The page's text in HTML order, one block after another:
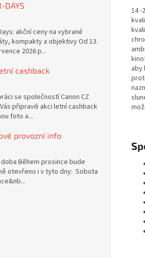
DAYS
akční ceny na vybrané
kompakty a objektivy Od 13.
2026 p...
cashback
se společností Canon CZ
připravili akci letní cashback
foto a...
provozní info
Během prosince bude
otevřeno i v tyto dny: Sobota
14 -
aby